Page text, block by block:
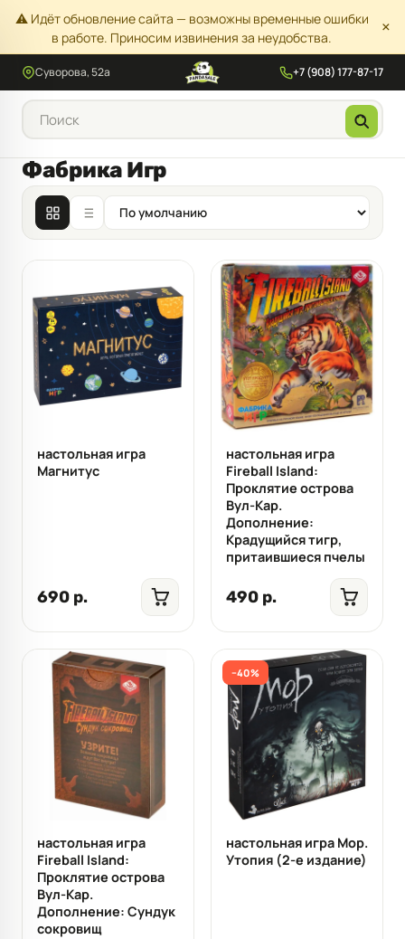
⚠️ Идёт обновление сайта — возможны временные ошибки
в работе. Приносим извинения за неудобства.
×
Суворова, 52а +7 (908) 177-87-17
Фабрика Игр
настольная игра
Магнитус
690 р.
настольная игра
Fireball Island:
Проклятие острова
Вул-Кар.
Дополнение:
Крадущийся тигр,
притаившиеся пчелы
490 р.
настольная игра
Fireball Island:
Проклятие острова
Вул-Кар.
Дополнение: Сундук
сокровищ
−40%
настольная игра Мор.
Утопия (2-е издание)